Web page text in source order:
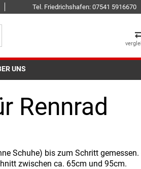
Tel. Friedrichshafen: 07541 5916670
UNS
Rennrad
Schuhe) bis zum Schritt
zwischen ca. 65cm und 95cm.